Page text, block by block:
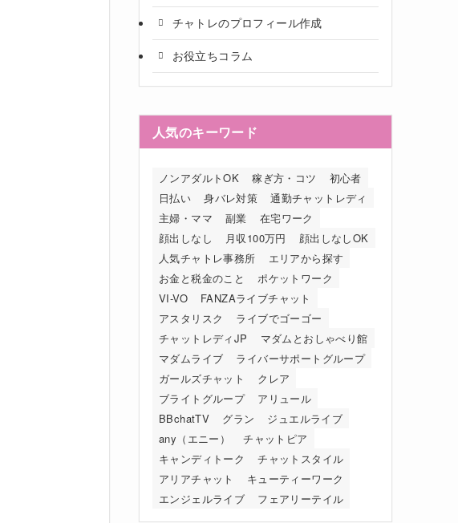
チャトレのプロフィール作成
お役立ちコラム
人気のキーワード
ノンアダルトOK 稼ぎ方・コツ
初心者
日払い
身バレ対策
通勤チャットレディ
主婦・ママ
副業
在宅ワーク
顔出しなし
月収100万円
顔出しなしOK
人気チャトレ事務所
エリアから探す
お金と税金のこと
ポケットワーク
VI-VO
FANZAライブチャット
アスタリスク
ライブでゴーゴー
チャットレディJP
マダムとおしゃべり館
マダムライブ
ライバーサポートグループ
ガールズチャット
クレア
ブライトグループ
アリュール
BBchatTV
グラン
ジュエルライブ
any（エニー）
チャットピア
キャンディトーク
チャットスタイル
アリアチャット
キューティーワーク
エンジェルライブ
フェアリーテイル